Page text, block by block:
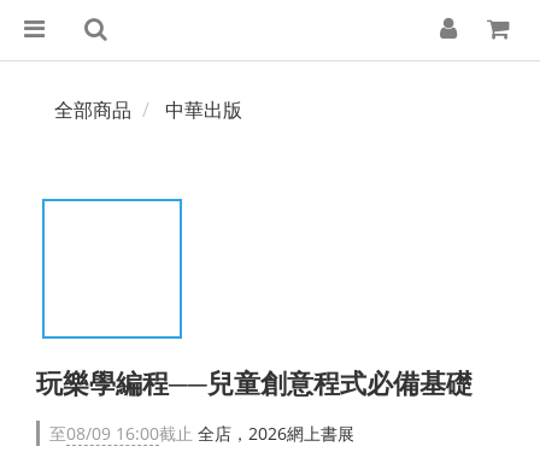
全部商品 中華出版
玩樂學編程──兒童創意程式必備基礎
至08/09 16:00截止 全店，2026網上書展